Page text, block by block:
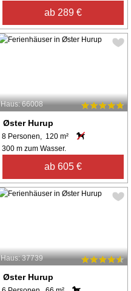
ab 289 €
Haus: 66008
Øster Hurup
8 Personen, 120 m²
300 m zum Wasser.
ab 605 €
Haus: 37739
Øster Hurup